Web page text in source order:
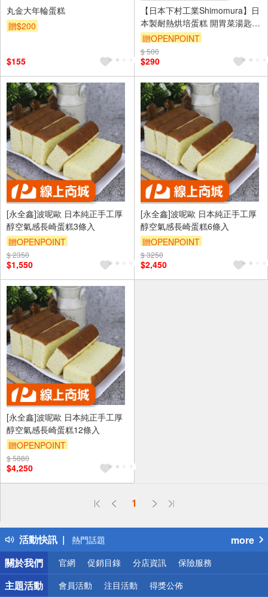
丸金大年輪蛋糕
贈$200
$155
【日本下村工業Shimomura】日
本製耐熱烘培蛋糕 開胃菜湯匙
YP-211
贈OPENPOINT
訂單滿 2000 元折抵 100元
（運費不算在 2000 元的範圍
內）
單品享8折
訂單滿699享95折
$ 500
$290
[永全鑫]波呢歐 日本純正手工厚
醇空氣感長崎蛋糕3條入
贈OPENPOINT
$ 2350
$1,550
[永全鑫]波呢歐 日本純正手工厚
醇空氣感長崎蛋糕6條入
贈OPENPOINT
$ 3250
$2,450
[永全鑫]波呢歐 日本純正手工厚
醇空氣感長崎蛋糕12條入
贈OPENPOINT
$ 5880
$4,250
1
活動快訊
偏遠地區配送
得獎公告
熱門話題
銀行優惠
偏遠地區配送
詐騙網頁！請小心！
more
關於我們
官網 促銷目錄 分店資訊 保險服務
主題活動 會員活動 注目活動 得獎公佈